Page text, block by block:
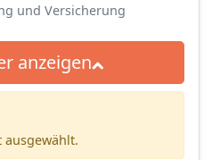
und Versicherung
anzeigen